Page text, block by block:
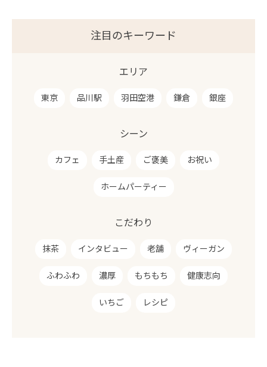
注目のキーワード
エリア
東京 品川駅 羽田空港 鎌倉 銀座
シーン
カフェ 手土産 ご褒美 お祝い
ホームパーティー
こだわり
抹茶 インタビュー 老舗 ヴィーガン
ふわふわ 濃厚 もちもち 健康志向
いちご レシピ